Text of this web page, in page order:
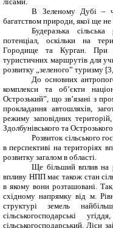
В Зеленому Дубі –
багатством природи, якої ще не
Будеразька
потенціал, оскільки на
Городище та Курган. При
туристичних маршрутів для
розвитку „зеленого” туризму
До основних
комплекси та об’єкти
Острозький”, що зв’язані з
прокладання автошляхів,
режиму заповідних
Здолбунівського та
Розвиток сільського
в перспективі на територіях
розвитку загалом в області.
Ще більший вплив на
впливу НПП має також стан
в якому вони розташовані.
східному напрямку від м.
структурі земель
сільськогосподарські
сільськогосподарський. Ліси